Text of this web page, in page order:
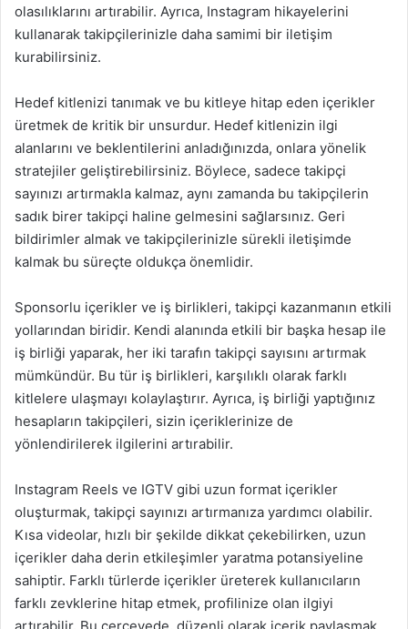
olasılıklarını artırabilir. Ayrıca, Instagram hikayelerini
kullanarak takipçilerinizle daha samimi bir iletişim
kurabilirsiniz.
Hedef kitlenizi tanımak ve bu kitleye hitap eden içerikler
üretmek de kritik bir unsurdur. Hedef kitlenizin ilgi
alanlarını ve beklentilerini anladığınızda, onlara yönelik
stratejiler geliştirebilirsiniz. Böylece, sadece takipçi
sayınızı artırmakla kalmaz, aynı zamanda bu takipçilerin
sadık birer takipçi haline gelmesini sağlarsınız. Geri
bildirimler almak ve takipçilerinizle sürekli iletişimde
kalmak bu süreçte oldukça önemlidir.
Sponsorlu içerikler ve iş birlikleri, takipçi kazanmanın etkili
yollarından biridir. Kendi alanında etkili bir başka hesap ile
iş birliği yaparak, her iki tarafın takipçi sayısını artırmak
mümkündür. Bu tür iş birlikleri, karşılıklı olarak farklı
kitlelere ulaşmayı kolaylaştırır. Ayrıca, iş birliği yaptığınız
hesapların takipçileri, sizin içeriklerinize de
yönlendirilerek ilgilerini artırabilir.
Instagram Reels ve IGTV gibi uzun format içerikler
oluşturmak, takipçi sayınızı artırmanıza yardımcı olabilir.
Kısa videolar, hızlı bir şekilde dikkat çekebilirken, uzun
içerikler daha derin etkileşimler yaratma potansiyeline
sahiptir. Farklı türlerde içerikler üreterek kullanıcıların
farklı zevklerine hitap etmek, profilinize olan ilgiyi